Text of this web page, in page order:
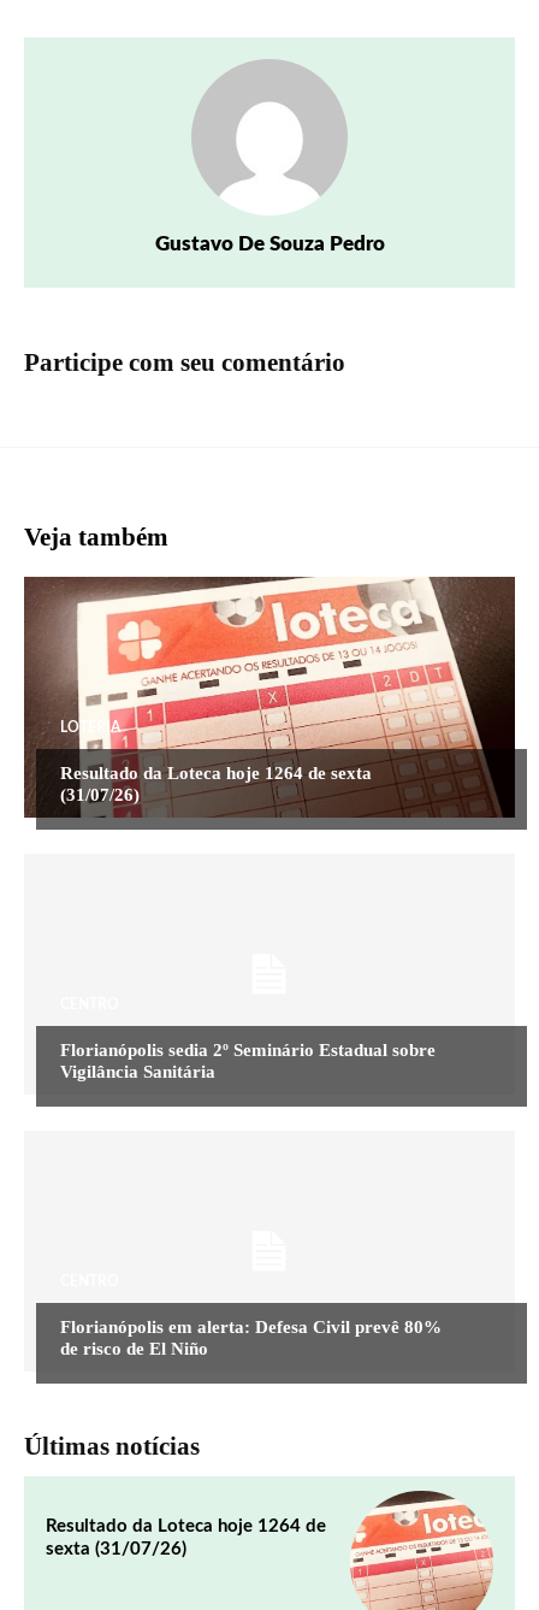
Gustavo De Souza Pedro
Participe com seu comentário
Veja também
LOTERIA
Resultado da Loteca hoje 1264 de sexta
(31/07/26)
Florianópolis sedia 2º Seminário Estadual sobre
Vigilância Sanitária
Florianópolis em alerta: Defesa Civil prevê 80%
de risco de El Niño
Últimas notícias
Resultado da Loteca hoje 1264 de
sexta (31/07/26)